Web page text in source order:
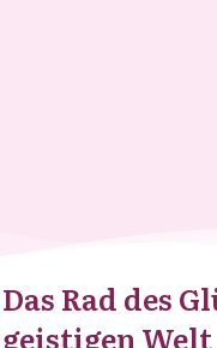
Das Rad des
geistigen Welt